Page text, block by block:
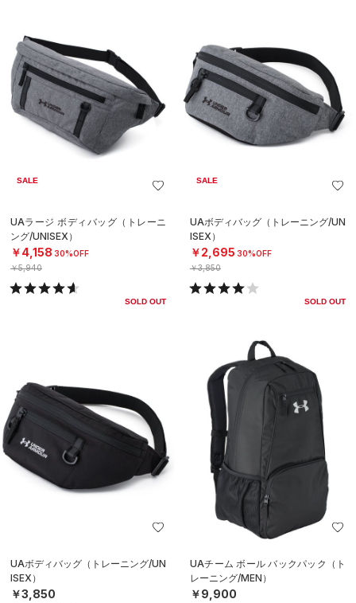
SALE
UAラージ ボディバッグ（トレーニ
ング/UNISEX）
￥4,158 30%OFF
￥5,940
SOLD OUT
SALE
UAボディバッグ（トレーニング/UN
ISEX）
￥2,695 30%OFF
￥3,850
SOLD OUT
UAボディバッグ（トレーニング/UN
ISEX）
￥3,850
UAチーム ボール バックパック（ト
レーニング/MEN）
￥9,900